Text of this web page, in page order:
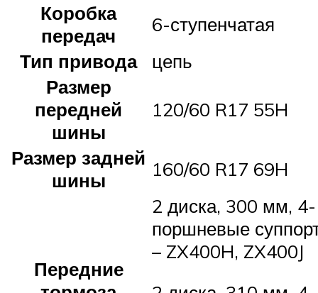
Коробка
передач
6-ступенчатая
Тип привода
цепь
Размер
передней
шины
120/60 R17 55H
Размер задней
шины
160/60 R17 69H
Передние
2 диска, 300 мм, 4-
поршневые
– ZX400H, ZX400J